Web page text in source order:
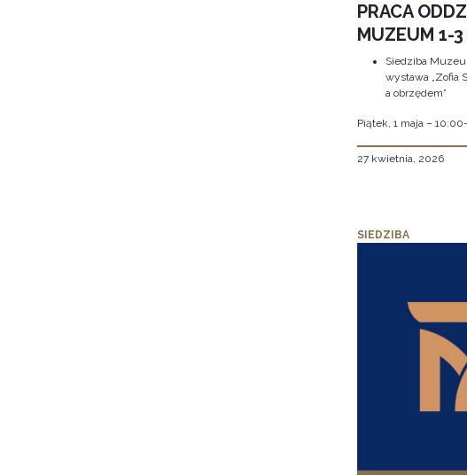
PRACA
MUZEUM 1-
Siedziba
wystawa „Zofia
a obrzędem”
Piątek, 1 maja –
27 kwietnia, 2026
SIEDZIBA